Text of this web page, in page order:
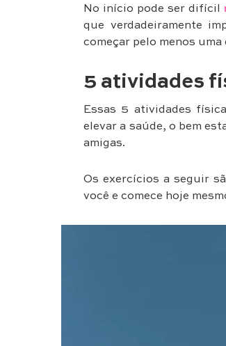
No início pode ser difícil
que verdadeiramente
começar pelo menos
5 atividades
Essas 5 atividades
elevar a saúde, o bem
amigas.
Os exercícios a seguir
você e comece hoje